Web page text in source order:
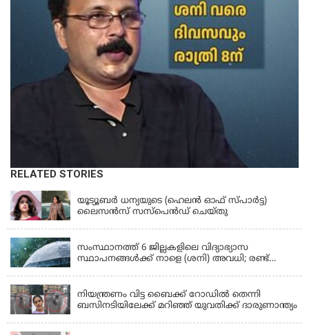
RELATED STORIES
KERALA
യൂട്യൂബർ ധന്യയുടെ (ഹെലൻ ഓഫ് സ്പാർട്ട)
ലൈസൻസ് സസ്‌പെൻഡ് ചെയ്തു
സംസ്ഥാനത്ത് 6 ജില്ലകളിലെ വിദ്യാഭ്യാസ
സ്ഥാപനങ്ങൾക്ക് നാളെ (ശനി) അവധി; രണ്ട്
നിയന്ത്രണം വിട്ട ബൈക്ക് റോഡിൽ തെന്നി
ബസിനടിയിലേക്ക് മറിഞ്ഞ് യുവതിക്ക് ദാരുണാന്ത്യം